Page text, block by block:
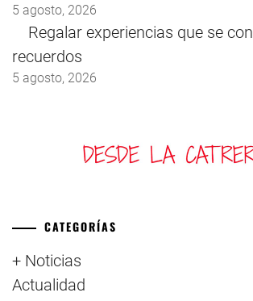
5 agosto, 2026
Regalar experiencias que se
recuerdos
5 agosto, 2026
CATEGORÍAS
+ Noticias
Actualidad